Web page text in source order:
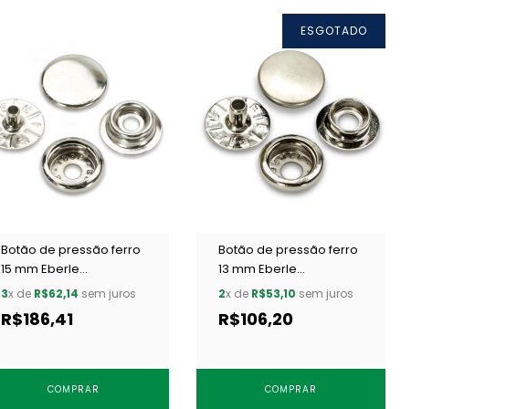
Botão de pressão ferro
15 mm Eberle
BT7.150.100.6.F NIQ c/ 200
3x de R$62,14 sem juros
R$186,41
COMPRAR
ESGOTADO
Botão de pressão ferro
13 mm Eberle
BT7.130.80.6.F NF c/ 200
2x de R$53,10 sem juros
R$106,20
COMPRAR